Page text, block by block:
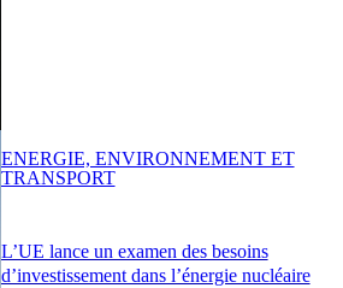
L’UE lance un examen des besoins
d’investissement dans l’énergie nucléaire
ENERGIE, ENVIRONNEMENT ET
TRANSPORT